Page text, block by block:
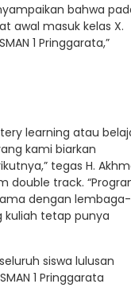
bahwa
awal masuk kelas X.
1 Pringgarata,”
learning atau
kami biarkan
tegas H.
double track.
dengan lembaga-
kuliah tetap punya
siswa lulusan
1 Pringgarata